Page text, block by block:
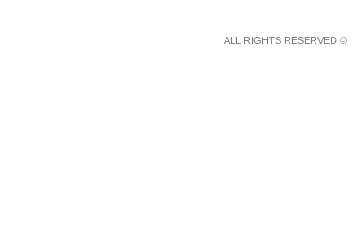
© ALL RIGHTS RESERVED